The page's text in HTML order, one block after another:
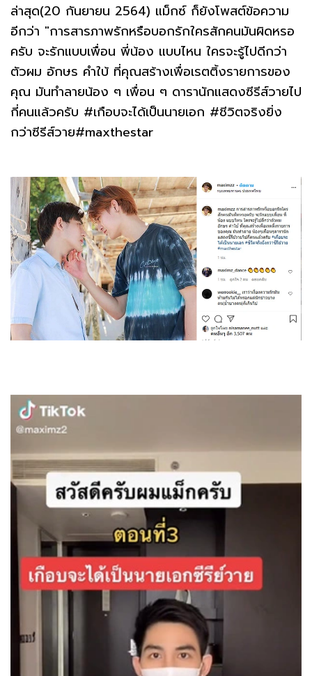
ล่าสุด(20 กันยายน 2564) แม็กซ์ ก็ยังโพสต์ข้อความ
อีกว่า "การสารภาพรักหรือบอกรักใครสักคนมันผิดหรอ
ครับ จะรักแบบเพื่อน พี่น้อง แบบไหน ใครจะรู้ไปดีกว่า
ตัวผม อักษร คำใบ้ ที่คุณสร้างเพื่อเรตติ้งรายการของ
คุณ มันทำลายน้อง ๆ เพื่อน ๆ ดารานักแสดงซีรีส์วายไป
กี่คนแล้วครับ #เกือบจะได้เป็นนายเอก #ชีวิตจริงยิ่ง
กว่าซีรีส์วาย#maxthestar